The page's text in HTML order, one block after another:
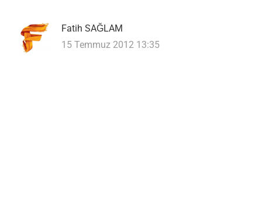
Fatih SAĞLAM
15 Temmuz 2012 13:35